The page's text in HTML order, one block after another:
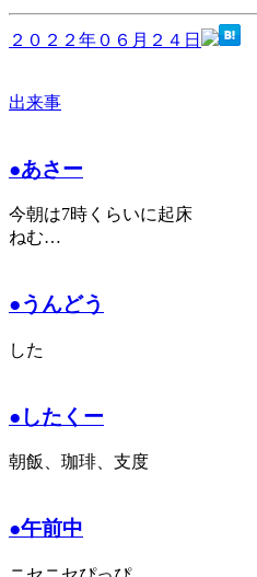
２０２２年０６月２４日
出来事
●あさー
今朝は7時くらいに起床
ねむ…
●うんどう
した
●したくー
朝飯、珈琲、支度
●午前中